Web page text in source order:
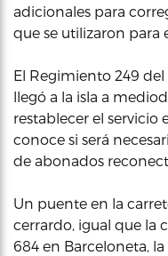
adicionales para
que se utilizaron para
El Regimiento 249
llegó a la isla a
restablecer el servicio
conoce si será
de abonados
Un puente en la
cerrardo, igual que la
684 en Barceloneta, la